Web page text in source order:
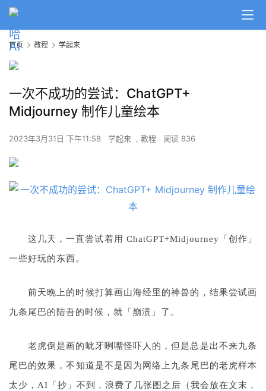
首页 教程 学起来
一次不成功的尝试：ChatGPT+
Midjourney 制作儿童绘本
2023年3月31日 下午11:58 学起来 , 教程 阅读 836
这几天，一直尝试着用 ChatGPT+Midjourney「创作」
一些好玩的东西。
前天晚上的时候打算画山海经里的神兽的，结果尝试画
九条尾巴的陆吾的时候，就「崩溃」了。
老虎倒是画的呲牙咧嘴怪吓人的，但是总是出不来九条
尾巴的效果，不知道是不是因为网络上九条尾巴的老虎样本
太少，AI「抄」不到，浪费了几张图之后（我会放在文末，